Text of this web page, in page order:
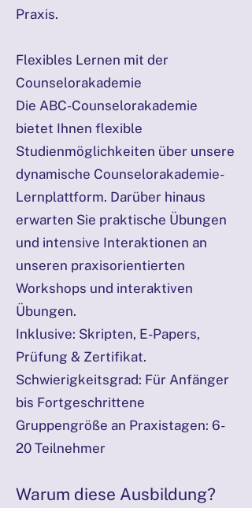
Praxis.
Flexibles Lernen mit der
Counselorakademie
Die ABC-Counselorakademie
bietet Ihnen flexible
Studienmöglichkeiten über unsere
dynamische Counselorakademie-
Lernplattform. Darüber hinaus
erwarten Sie praktische Übungen
und intensive Interaktionen an
unseren praxisorientierten
Workshops und interaktiven
Übungen.
Inklusive: Skripten, E-Papers,
Prüfung & Zertifikat.
Schwierigkeitsgrad: Für Anfänger
bis Fortgeschrittene
Gruppengröße an Praxistagen: 6-
20 Teilnehmer
Warum diese Ausbildung?